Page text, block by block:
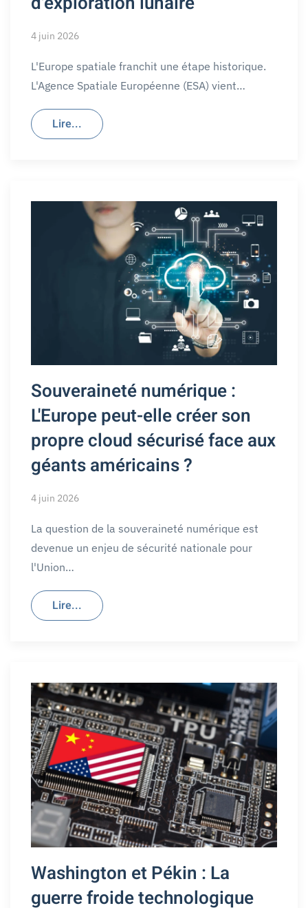
4 juin 2026
L'Europe spatiale franchit une étape historique.
L'Agence Spatiale Européenne (ESA) vient…
Lire...
Souveraineté numérique :
L'Europe peut-elle créer son
propre cloud sécurisé face aux
géants américains ?
4 juin 2026
La question de la souveraineté numérique est
devenue un enjeu de sécurité nationale pour
l'Union…
Lire...
Washington et Pékin : La
guerre froide technologique